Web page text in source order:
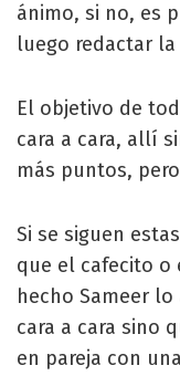
ánimo, si no, es
luego redactar
El objetivo de
cara a cara, allí
más puntos,
Si se siguen
que el cafecito o
hecho Sameer
cara a cara sino
en pareja con